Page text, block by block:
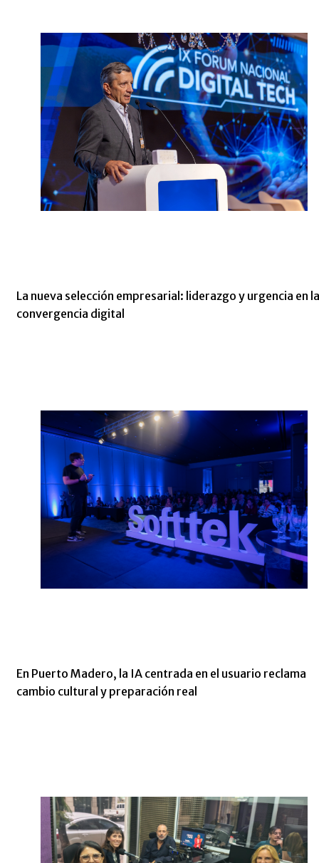
La nueva selección empresarial: liderazgo y urgencia en la
convergencia digital
En Puerto Madero, la IA centrada en el usuario reclama
cambio cultural y preparación real